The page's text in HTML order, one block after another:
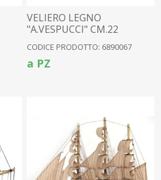
VELIERO LEGNO
"A.VESPUCCI" CM.22
CODICE PRODOTTO: 6890067
a PZ